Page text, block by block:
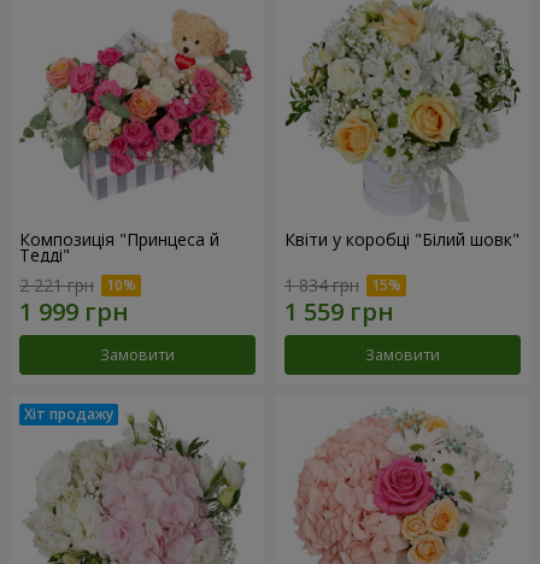
Композиція "Принцеса й
Тедді"
2 221 грн
Замовити
Квіти у коробці "Білий шовк"
1 834 грн
Замовити